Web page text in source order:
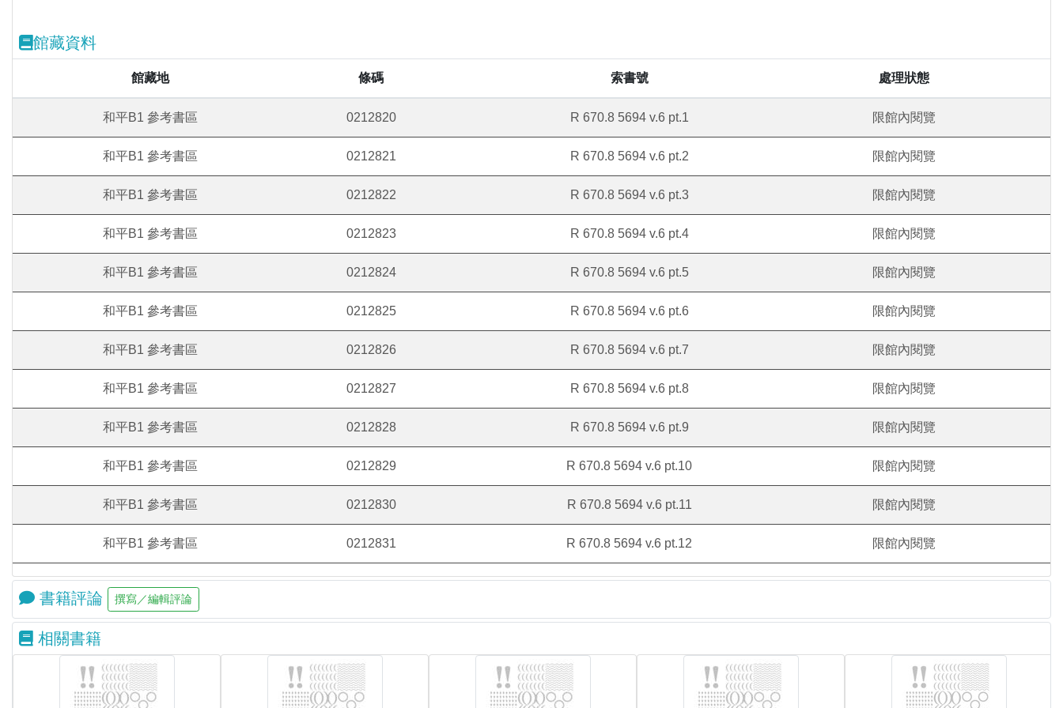
館藏資料
館藏地 條碼 索書號 處理狀態
和平B1 參考書區 0212820 R 670.8 5694 v.6 pt.1 限館內閱覽
和平B1 參考書區 0212821 R 670.8 5694 v.6 pt.2 限館內閱覽
和平B1 參考書區 0212822 R 670.8 5694 v.6 pt.3 限館內閱覽
和平B1 參考書區 0212823 R 670.8 5694 v.6 pt.4 限館內閱覽
和平B1 參考書區 0212824 R 670.8 5694 v.6 pt.5 限館內閱覽
和平B1 參考書區 0212825 R 670.8 5694 v.6 pt.6 限館內閱覽
和平B1 參考書區 0212826 R 670.8 5694 v.6 pt.7 限館內閱覽
和平B1 參考書區 0212827 R 670.8 5694 v.6 pt.8 限館內閱覽
和平B1 參考書區 0212828 R 670.8 5694 v.6 pt.9 限館內閱覽
和平B1 參考書區 0212829 R 670.8 5694 v.6 pt.10 限館內閱覽
和平B1 參考書區 0212830 R 670.8 5694 v.6 pt.11 限館內閱覽
和平B1 參考書區 0212831 R 670.8 5694 v.6 pt.12 限館內閱覽
書籍評論
相關書籍